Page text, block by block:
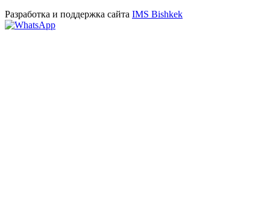
Разработка и поддержка сайта IMS Bishkek